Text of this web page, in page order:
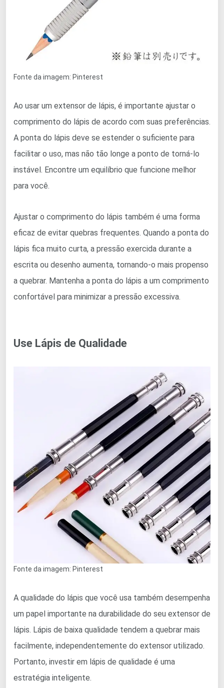
Fonte da imagem: Pinterest
Ao usar um extensor de lápis, é importante ajustar o
comprimento do lápis de acordo com suas preferências.
A ponta do lápis deve se estender o suficiente para
facilitar o uso, mas não tão longe a ponto de torná-lo
instável. Encontre um equilíbrio que funcione melhor
para você.
Ajustar o comprimento do lápis também é uma forma
eficaz de evitar quebras frequentes. Quando a ponta do
lápis fica muito curta, a pressão exercida durante a
escrita ou desenho aumenta, tornando-o mais propenso
a quebrar. Mantenha a ponta do lápis a um comprimento
confortável para minimizar a pressão excessiva.
Use Lápis de Qualidade
Fonte da imagem: Pinterest
A qualidade do lápis que você usa também desempenha
um papel importante na durabilidade do seu extensor de
lápis. Lápis de baixa qualidade tendem a quebrar mais
facilmente, independentemente do extensor utilizado.
Portanto, investir em lápis de qualidade é uma
estratégia inteligente.